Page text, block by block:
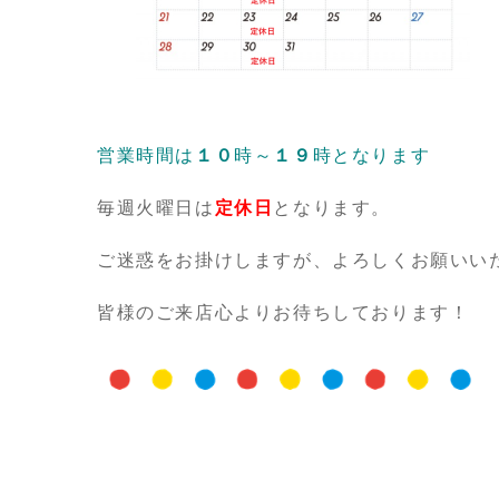
営業時間は １０ 時～ １９ 時と なります
毎週火曜日は 定休日 となります。
ご迷惑をお掛けしますが、よろしくお願いい
皆様のご来店心よりお待ちしております！